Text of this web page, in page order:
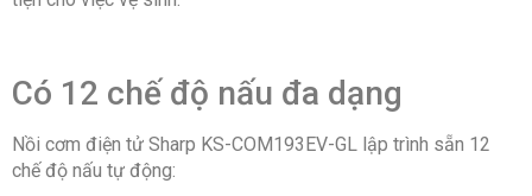
Có 12 chế độ nấu đa dạng
Nồi cơm điện tử Sharp KS-COM193EV-GL lập trình sẵn 12
chế độ nấu tự động: